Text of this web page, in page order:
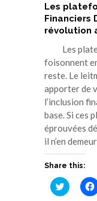
Les
Financiers
révolution
Les
foisonnent
reste. Le
apporter de
l’inclusion
base. Si ces
éprouvées
il n’en
Share this:
Cliquez
pour